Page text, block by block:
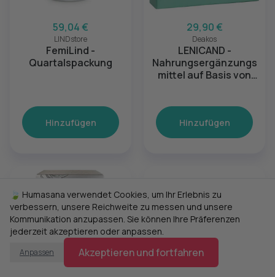
59,04 €
LINDstore
FemiLind -
Quartalspackung
Hinzufügen
29,90 €
Deakos
LENICAND -
Nahrungsergänzungs
mittel auf Basis von
Hinzufügen
🍃 Humasana verwendet Cookies, um Ihr Erlebnis zu
verbessern, unsere Reichweite zu messen und unsere
Kommunikation anzupassen. Sie können Ihre Präferenzen
jederzeit akzeptieren oder anpassen.
Anpassen Akzeptieren und fortfahren